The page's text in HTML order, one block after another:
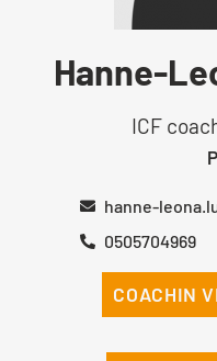
Hanne-
ICF
hanne-
0505704969
COACHIN